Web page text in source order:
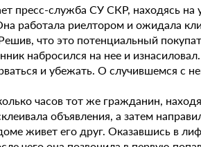
пресс-служба СУ СКР, находясь
работала риелтором и ожидала
что это потенциальный
набросился на нее и
и убежать. О случившемся с
часов тот же гражданин,
объявления, а затем
живет его друг. Оказавшись в